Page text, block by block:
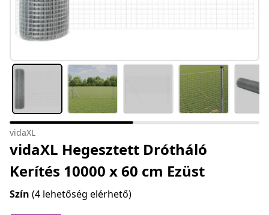
vidaXL
vidaXL Hegesztett Drótháló
Kerítés 10000 x 60 cm Ezüst
Szín (4 lehetőség elérhető)